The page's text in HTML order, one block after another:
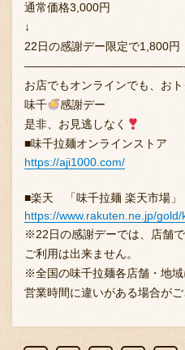
通常価格3,000円
↓
22日の感謝デー限定で1,800円
お店でもオンラインでも、お
味千
感謝デー
是非、お見逃しなく
■味千拉麺オンラインストア
https://aji1000.com/
■楽天 「味千拉麺 楽天市場」
https://www.rakuten.ne.jp/
※22日の感謝デーでは、店舗
ご利用は出来ません。
※全国の味千拉麺各店舗・地域
営業時間に違いがある場合がご